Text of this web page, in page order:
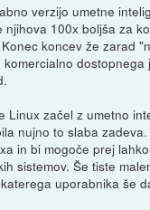
verzijo umetne
njihova 100x boljša za
koncev že zarad
dostopnega
Linux začel z umetno
nujno to slaba
in bi mogoče prej
sistemov. Še tiste
uporabnika še